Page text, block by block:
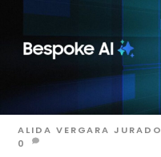
ALIDA VERGARA JURADO
0